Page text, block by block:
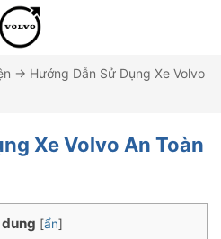
→ Hướng Dẫn Sử Dụng Xe Volvo
Xe Volvo An Toàn
[ẩn]